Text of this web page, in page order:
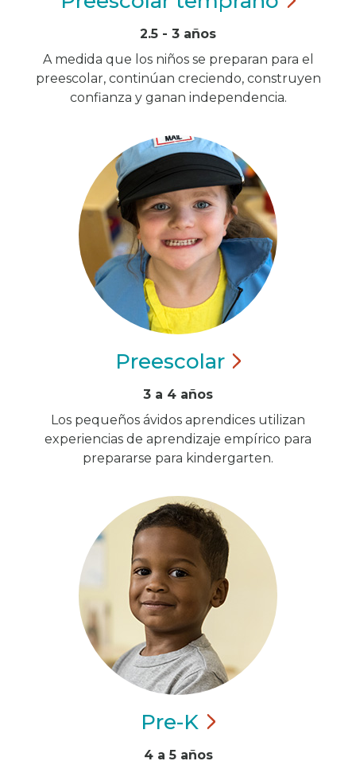
2.5 - 3 años
A medida que los niños se preparan para el
preescolar, continúan creciendo, construyen
confianza y ganan independencia.
Preescolar
3 a 4 años
Los pequeños ávidos aprendices utilizan
experiencias de aprendizaje empírico para
prepararse para kindergarten.
Pre-K
4 a 5 años